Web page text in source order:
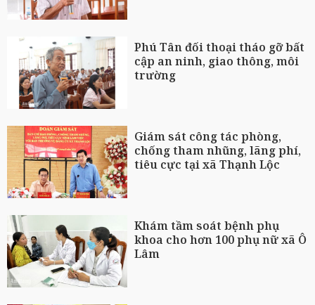
Phú Tân đối thoại tháo gỡ bất
cập an ninh, giao thông, môi
trường
Giám sát công tác phòng,
chống tham nhũng, lãng phí,
tiêu cực tại xã Thạnh Lộc
Khám tầm soát bệnh phụ
khoa cho hơn 100 phụ nữ xã Ô
Lâm